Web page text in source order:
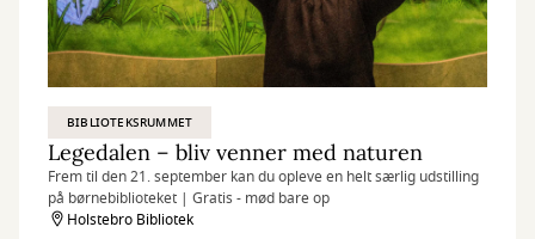
BIBLIOTEKSRUMMET
Legedalen – bliv venner med naturen
Frem til den 21. september kan du opleve en helt særlig udstilling
på børnebiblioteket | Gratis - mød bare op
Holstebro Bibliotek